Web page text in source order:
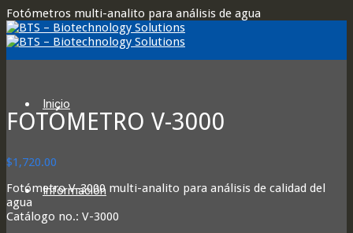
Fotómetros multi-analito para análisis de agua
Inicio
Información
FOTÓMETRO V-3000
$1,720.00
Fotómetro V-3000 multi-analito para análisis de calidad del
agua
Catálogo no.: V-3000